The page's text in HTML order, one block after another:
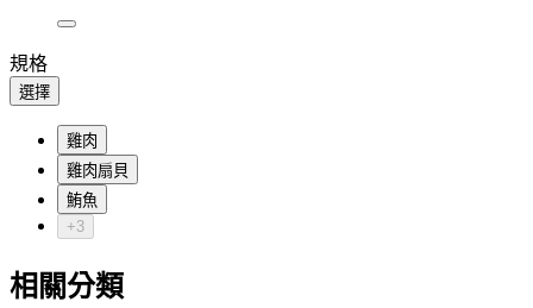
規格
選擇
雞肉
雞肉扇貝
鮪魚
+3
相關分類